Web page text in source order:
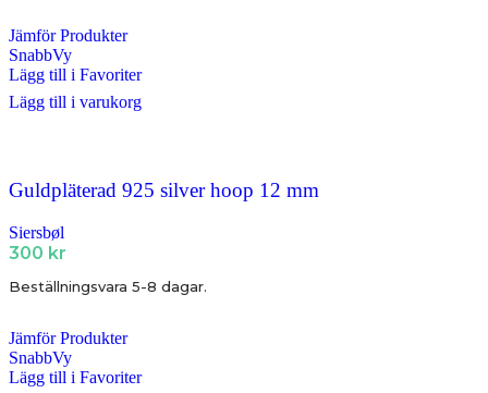
Jämför Produkter
SnabbVy
Lägg till i Favoriter
Lägg till i varukorg
Guldpläterad 925 silver hoop 12 mm
Siersbøl
300 kr
Beställningsvara 5-8 dagar.
Jämför Produkter
SnabbVy
Lägg till i Favoriter